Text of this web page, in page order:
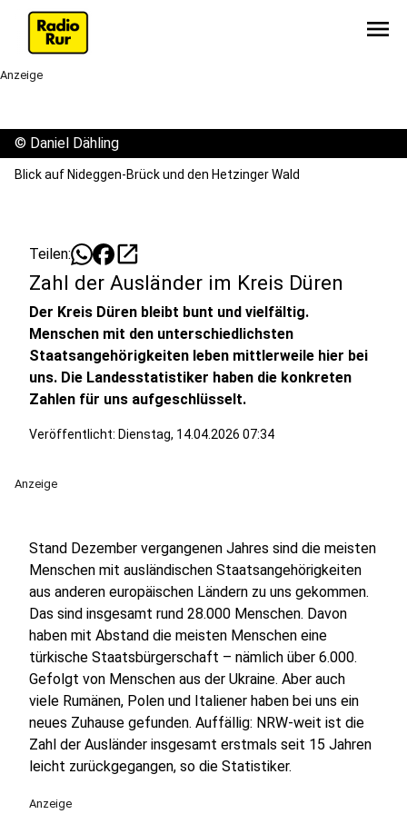
menu
Anzeige
© Daniel Dähling
Blick auf Nideggen-Brück und den Hetzinger Wald
Teilen: open_in_new
Zahl der Ausländer im Kreis Düren
Der Kreis Düren bleibt bunt und vielfältig.
Menschen mit den unterschiedlichsten
Staatsangehörigkeiten leben mittlerweile hier bei
uns. Die Landesstatistiker haben die konkreten
Zahlen für uns aufgeschlüsselt.
Veröffentlicht: Dienstag, 14.04.2026 07:34
Anzeige
Stand Dezember vergangenen Jahres sind die meisten
Menschen mit ausländischen Staatsangehörigkeiten
aus anderen europäischen Ländern zu uns gekommen.
Das sind insgesamt rund 28.000 Menschen. Davon
haben mit Abstand die meisten Menschen eine
türkische Staatsbürgerschaft – nämlich über 6.000.
Gefolgt von Menschen aus der Ukraine. Aber auch
viele Rumänen, Polen und Italiener haben bei uns ein
neues Zuhause gefunden. Auffällig: NRW-weit ist die
Zahl der Ausländer insgesamt erstmals seit 15 Jahren
leicht zurückgegangen, so die Statistiker.
Anzeige